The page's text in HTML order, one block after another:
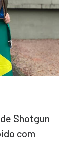
Shotgun
com